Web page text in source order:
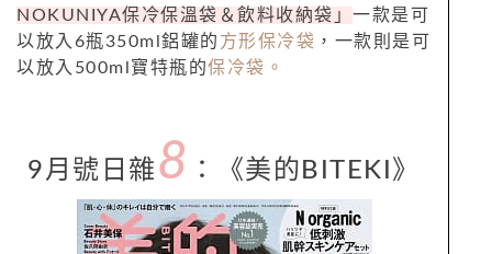
NOKUNIYA保冷保溫袋＆飲料收納袋」 一款是可
以放入6瓶350ml鋁罐的 方形保冷袋 ，一款則是可
以放入500ml寶特瓶的保冷袋。
9月號日雜 8 ： 《美的BITEKI 》